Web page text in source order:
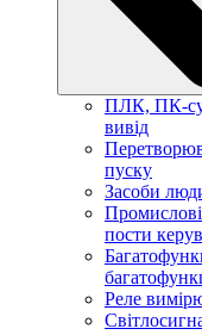
ПЛК, ПК-
вивід
пуску
Засоби
пости
Реле